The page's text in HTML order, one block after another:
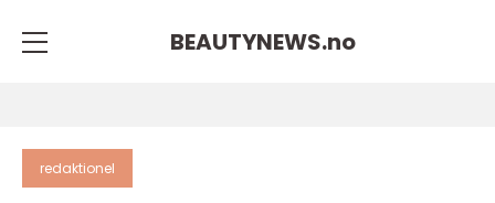
BEAUTYNEWS.no
redaktionel